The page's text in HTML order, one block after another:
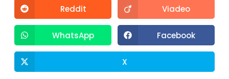
Reddit Viadeo
WhatsApp Facebook
X